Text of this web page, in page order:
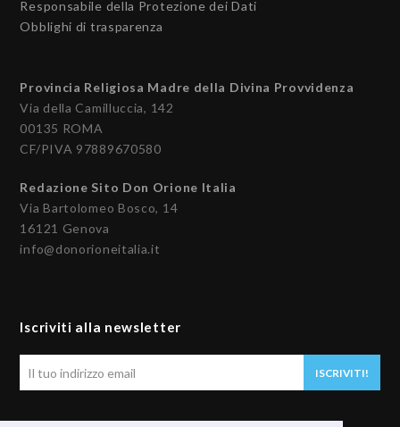
Responsabile della Protezione dei Dati
Obblighi di trasparenza
Provincia Religiosa Madre della Divina Provvidenza
Via della Camilluccia, 142
00135 ROMA
CF/PIVA 97889670580
Redazione Sito Don Orione Italia
Via Bartolomeo Bosco, 14
16121 Genova
info@donorioneitalia.it
Iscriviti alla newsletter
ISCRIVITI!